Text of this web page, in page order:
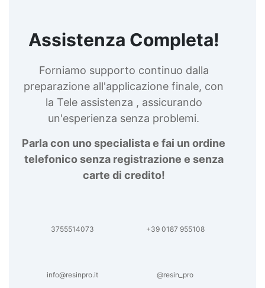
Assistenza Completa!
Forniamo supporto continuo dalla
preparazione all'applicazione finale, con
la Tele assistenza , assicurando
un'esperienza senza problemi.
Parla con uno specialista e fai un ordine
telefonico senza registrazione e senza
carte di credito!
3755514073 +39 0187 955108
info@resinpro.it @resin_pro